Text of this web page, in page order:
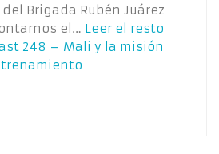
Brigada Rubén Juárez
el… Leer el resto
248 – Mali y la misión